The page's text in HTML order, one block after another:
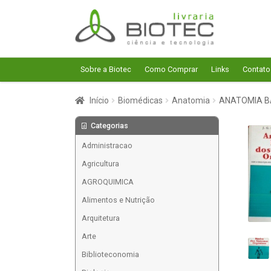
Pular
para
navegação
Pular
para
o
conteúdo
Sobre a Biotec Como Comprar Links Contato
Início Biomédicas Anatomia ANATOMIA
Categorias
Administracao
Agricultura
AGROQUIMICA
Alimentos e Nutrição
Arquitetura
Arte
Biblioteconomia